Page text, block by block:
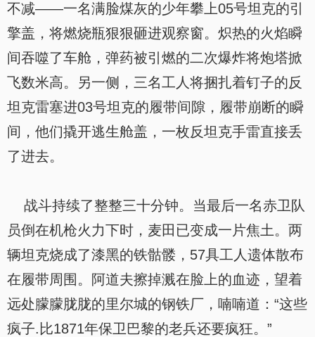
不减——一名满脸煤灰的少年攀上05号坦克的引
擎盖，将燃烧瓶狠狠砸进观察窗。炽热的火焰瞬
间吞噬了车舱，弹药被引燃的二次爆炸将炮塔掀
飞数米高。另一侧，三名工人将捆扎着钉子的反
坦克雷塞进03号坦克的履带间隙，履带崩断的瞬
间，他们撬开逃生舱盖，一枚反坦克手雷直接丢
了进去。
战斗持续了整整三十分钟。当最后一名赤卫队
员倒在机枪火力下时，麦田已变成一片焦土。两
辆坦克烧成了漆黑的铁骷髅，57具工人遗体散布
在履带周围。阿道夫擦掉溅在脸上的血迹，望着
远处朦朦胧胧的里尔城的钢铁厂，喃喃道：“这些
疯子.比1871年保卫巴黎的老兵还要疯狂。”